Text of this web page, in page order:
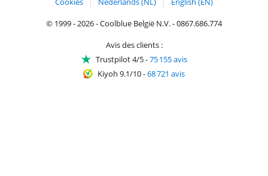
© 1999 - 2026 - Coolblue België N.V. - 0867.686.774
Avis des clients :
Trustpilot 4/5-75 155 avis
Kiyoh 9.1/10-68 721 avis